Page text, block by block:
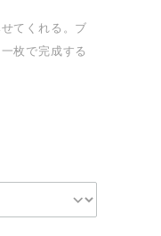
てくれる。ブ
枚で完成する